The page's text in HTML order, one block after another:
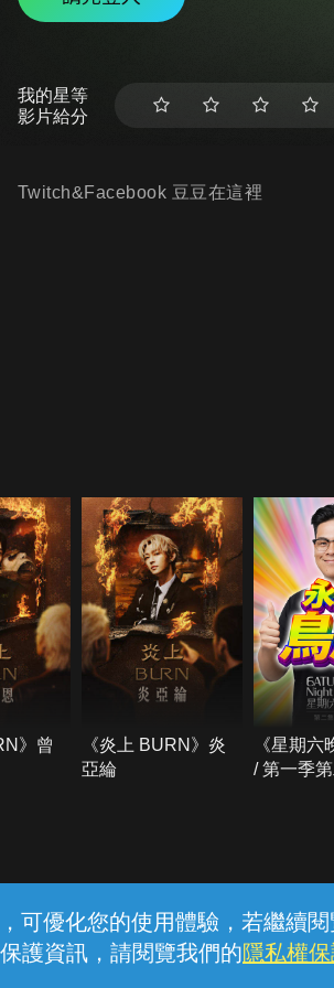
可優化您的使用體驗，若繼續
護資訊，請閱覽我們的隱私權
我的星等
影片給分
Twitch&Facebook 豆豆在這裡
》曾
《炎上 BURN》炎
亞綸
《星期六
/ 第一季
線上客服 服務條款
中華電信股份有限公司個人家庭分公司 (統一